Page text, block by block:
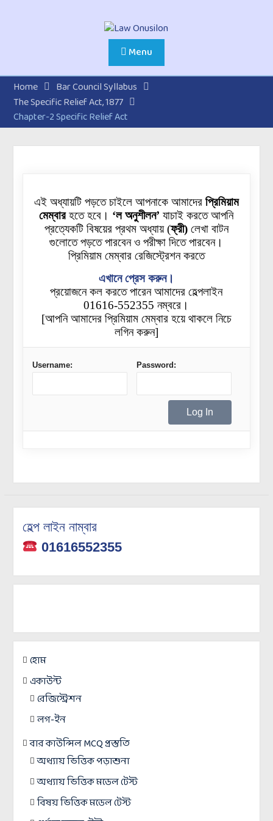
Menu
Home
Bar Council Syllabus
The Specific Relief Act, 1877
Chapter-2 Specific Relief Act
এই অধ্যায়টি পড়তে চাইলে আপনাকে আমাদের প্রিমিয়াম
মেম্বারহতে হবে। ‘ল অনুশীলন’ যাচাই করতে আপনি
প্রত্যেকটি বিষয়ের প্রথম অধ্যায়(ফ্রী)লেখা বাটন
গুলোতেপড়তে পারবেন ও পরীক্ষা দিতে পারবেন।
প্রিমিয়াম মেম্বার রেজিস্ট্রেশন করতে
এখানে প্রেস করুন।
প্রয়োজনে কল করতে পারেন আমাদের হেল্পলাইন
01616-552355 নম্বরে।
[আপনি আমাদের প্রিমিয়াম মেম্বার হয়ে থাকলে নিচে
লগিন করুন]
Username: Password:
হেল্প লাইন নাম্বার
01616552355
হোম
একাউন্ট
রেজিস্ট্রেশন
লগ-ইন
বার কাউন্সিল MCQ প্রস্তুতি
অধ্যায় ভিত্তিক পড়াশুনা
অধ্যায় ভিত্তিক মডেল টেস্ট
বিষয় ভিত্তিক মডেল টেস্ট